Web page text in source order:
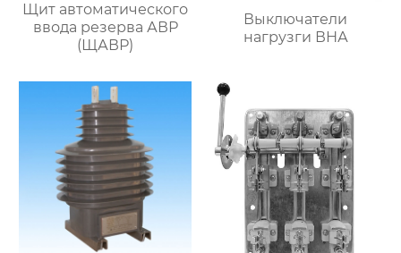
Щит автоматического
ввода резерва АВР
(ЩАВР)
Выключатели
нагрузги ВНА